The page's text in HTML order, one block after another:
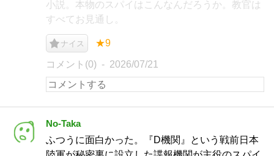
小説。本物のスパイはこんなんだろうか。教官は
すべてお見通し。
ナイス ★9
コメント(0) 2026/07/21
No-Taka
ふつうに面白かった。『D機関』という戦前日本